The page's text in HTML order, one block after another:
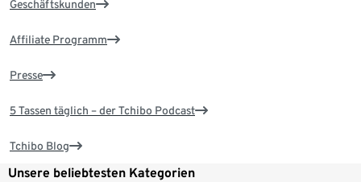
Geschäftskunden
Affiliate Programm
Presse
5 Tassen täglich – der Tchibo Podcast
Tchibo Blog
Unsere beliebtesten Kategorien